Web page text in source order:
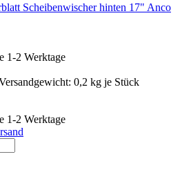
Scheibenwischer hinten 17" Anco
1-2 Werktage
0,2 kg je Stück
1-2 Werktage